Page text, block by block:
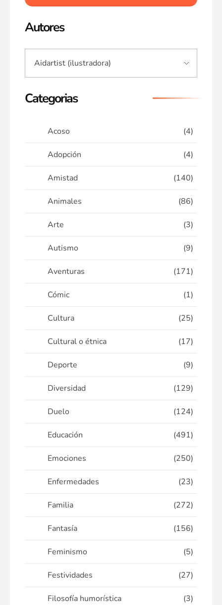
Autores
Categorias
Acoso (4)
Adopción (4)
Amistad (140)
Animales (86)
Arte (3)
Autismo (9)
Aventuras (171)
Cómic (1)
Cultura (25)
Cultural o étnica (17)
Deporte (9)
Diversidad (129)
Duelo (124)
Educación (491)
Emociones (250)
Enfermedades (23)
Familia (272)
Fantasía (156)
Feminismo (5)
Festividades (27)
Filosofía humorística (3)